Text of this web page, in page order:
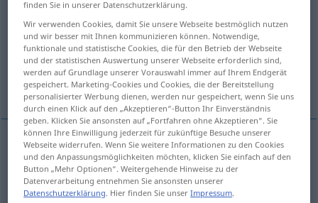
hold [hɔlt] adj
Übersicht aller Übersetzungen
(Für mehr Details die Übersetzung anklicken/antippen)
gracieux
Beispiele
jemandem holdsein GEH
êtrefavorableàqn
finden Sie in unserer Datenschutzerklärung.
Wir verwenden Cookies, damit Sie unsere Webseite bestmöglich nutzen
und wir besser mit Ihnen kommunizieren können. Notwendige,
funktionale und statistische Cookies, die für den Betrieb der Webseite
und der statistischen Auswertung unserer Webseite erforderlich sind,
werden auf Grundlage unserer Vorauswahl immer auf Ihrem Endgerät
gespeichert. Marketing-Cookies und Cookies, die der Bereitstellung
personalisierter Werbung dienen, werden nur gespeichert, wenn Sie uns
durch einen Klick auf den „Akzeptieren“-Button Ihr Einverständnis
geben. Klicken Sie ansonsten auf „Fortfahren ohne Akzeptieren“. Sie
können Ihre Einwilligung jederzeit für zukünftige Besuche unserer
Webseite widerrufen. Wenn Sie weitere Informationen zu den Cookies
und den Anpassungsmöglichkeiten möchten, klicken Sie einfach auf den
Button „Mehr Optionen“. Weitergehende Hinweise zu der
Datenverarbeitung entnehmen Sie ansonsten unserer
Datenschutzerklärung. Hier finden Sie unserImpressum.